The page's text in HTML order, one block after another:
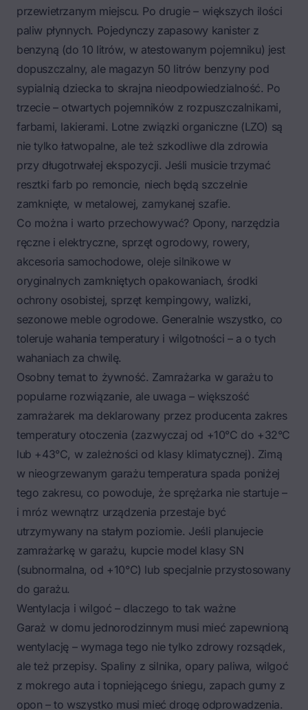
przewietrzanym miejscu. Po drugie – większych ilości
paliw płynnych. Pojedynczy zapasowy kanister z
benzyną (do 10 litrów, w atestowanym pojemniku) jest
dopuszczalny, ale magazyn 50 litrów benzyny pod
sypialnią dziecka to skrajna nieodpowiedzialność. Po
trzecie – otwartych pojemników z rozpuszczalnikami,
farbami, lakierami. Lotne związki organiczne (LZO) są
nie tylko łatwopalne, ale też szkodliwe dla zdrowia
przy długotrwałej ekspozycji. Jeśli musicie trzymać
resztki farb po remoncie, niech będą szczelnie
zamknięte, w metalowej, zamykanej szafie.
Co można i warto przechowywać? Opony, narzędzia
ręczne i elektryczne, sprzęt ogrodowy, rowery,
akcesoria samochodowe, oleje silnikowe w
oryginalnych zamkniętych opakowaniach, środki
ochrony osobistej, sprzęt kempingowy, walizki,
sezonowe meble ogrodowe. Generalnie wszystko, co
toleruje wahania temperatury i wilgotności – a o tych
wahaniach za chwilę.
Osobny temat to żywność. Zamrażarka w garażu to
popularne rozwiązanie, ale uwaga – większość
zamrażarek ma deklarowany przez producenta zakres
temperatury otoczenia (zazwyczaj od +10°C do +32°C
lub +43°C, w zależności od klasy klimatycznej). Zimą
w nieogrzewanym garażu temperatura spada poniżej
tego zakresu, co powoduje, że sprężarka nie startuje –
i mróz wewnątrz urządzenia przestaje być
utrzymywany na stałym poziomie. Jeśli planujecie
zamrażarkę w garażu, kupcie model klasy SN
(subnormalna, od +10°C) lub specjalnie przystosowany
do garażu.
Wentylacja i wilgoć – dlaczego to tak ważne
Garaż w domu jednorodzinnym musi mieć zapewnioną
wentylację – wymaga tego nie tylko zdrowy rozsądek,
ale też przepisy. Spaliny z silnika, opary paliwa, wilgoć
z mokrego auta i topniejącego śniegu, zapach gumy z
opon – to wszystko musi mieć drogę odprowadzenia.